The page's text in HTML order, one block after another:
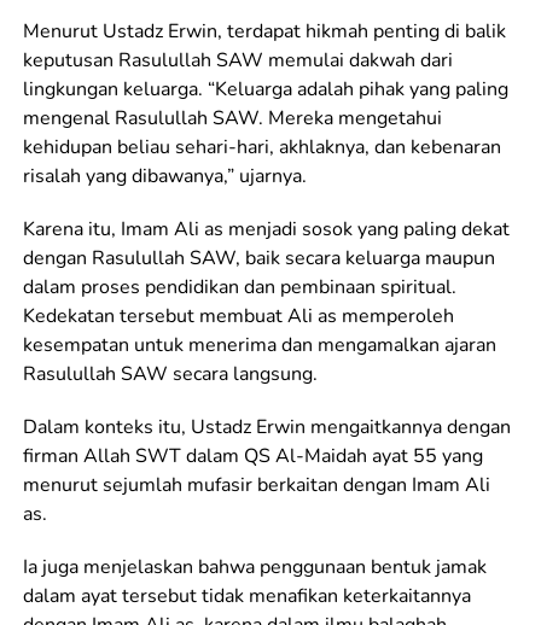
Menurut Ustadz Erwin, terdapat hikmah penting di balik
keputusan Rasulullah SAW memulai dakwah dari
lingkungan keluarga. “Keluarga adalah pihak yang paling
mengenal Rasulullah SAW. Mereka mengetahui
kehidupan beliau sehari-hari, akhlaknya, dan kebenaran
risalah yang dibawanya,” ujarnya.
Karena itu, Imam Ali as menjadi sosok yang paling dekat
dengan Rasulullah SAW, baik secara keluarga maupun
dalam proses pendidikan dan pembinaan spiritual.
Kedekatan tersebut membuat Ali as memperoleh
kesempatan untuk menerima dan mengamalkan ajaran
Rasulullah SAW secara langsung.
Dalam konteks itu, Ustadz Erwin mengaitkannya dengan
firman Allah SWT dalam QS Al-Maidah ayat 55 yang
menurut sejumlah mufasir berkaitan dengan Imam Ali
as.
Ia juga menjelaskan bahwa penggunaan bentuk jamak
dalam ayat tersebut tidak menafikan keterkaitannya